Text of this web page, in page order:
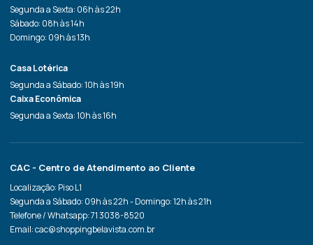
Segunda a Sexta: 06h às 22h
Sábado: 08h às 14h
Domingo: 09h às 13h
Casa Lotérica
Segunda a Sábado: 10h às 19h
Caixa Econômica
Segunda a Sexta: 10h às 16h
CAC - Centro de Atendimento ao Cliente
Localização: Piso L1
Segunda a Sábado: 09h às 22h - Domingo: 12h às 21h
Telefone / Whatsapp: 71 3038-8520
Email: cac@shoppingbelavista.com.br